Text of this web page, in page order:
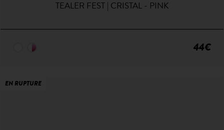
TEALER FEST | CRISTAL - PINK
44€
EN RUPTURE